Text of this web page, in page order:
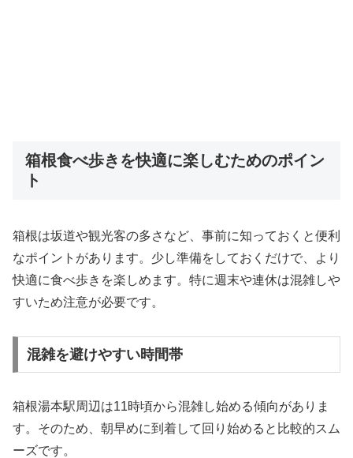
箱根食べ歩きを快適に楽しむためのポイン
ト
箱根は坂道や観光客の多さなど、事前に知っておくと便利
なポイントがあります。少し準備をしておくだけで、より
快適に食べ歩きを楽しめます。特に週末や連休は混雑しや
すいため注意が必要です。
混雑を避けやすい時間帯
箱根湯本駅周辺は11時頃から混雑し始める傾向がありま
す。そのため、朝早めに到着して回り始めると比較的スム
ーズです。